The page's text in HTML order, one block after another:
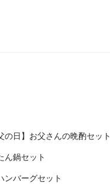
の日】お父さんの晩酌セット
ん鍋セット
ンバーグセット